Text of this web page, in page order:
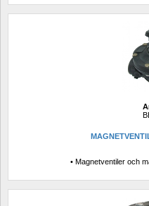
• Magnetventiler och